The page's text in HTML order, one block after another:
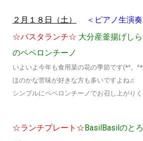
２月１８日（土）
＜ピアノ生演
☆パスタランチ☆ 大分産釜揚げし
のペペロンチーノ
いよいよ今年も食用菜の花の季節です(*^。
ほのかな苦味が好きな方も多いですよね♫
シンプルにペペロンチーノでお召し上がり
☆ランチプレート☆BasilBasilのと